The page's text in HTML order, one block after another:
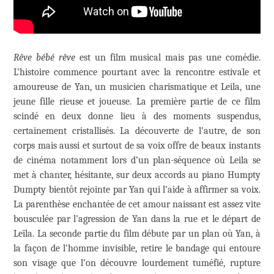
Rêve bébé rêveest un film musical mais pas une comédie.
L’histoire commence pourtant avec la rencontre estivale et
amoureuse de Yan, un musicien charismatique et Leila, une
jeune fille rieuse et joueuse. La première partie de ce film
scindé en deux donne lieu à des moments suspendus,
certainement cristallisés. La découverte de l’autre, de son
corps mais aussi et surtout de sa voix offre de beaux instants
de cinéma notamment lors d’un plan-séquence où Leila se
met à chanter, hésitante, sur deux accords au piano Humpty
Dumpty bientôt rejointe par Yan qui l’aide à affirmer sa voix.
La parenthèse enchantée de cet amour naissant est assez vite
bousculée par l’agression de Yan dans la rue et le départ de
Leïla. La seconde partie du film débute par un plan où Yan, à
la façon de l’homme invisible, retire le bandage qui entoure
son visage que l’on découvre lourdement tuméfié, rupture